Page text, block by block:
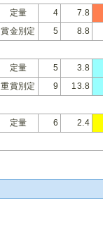
定量 4 7.8
賞金別定 5 8.8
定量 5 3.8
重賞別定 9 13.8
定量 6 2.4